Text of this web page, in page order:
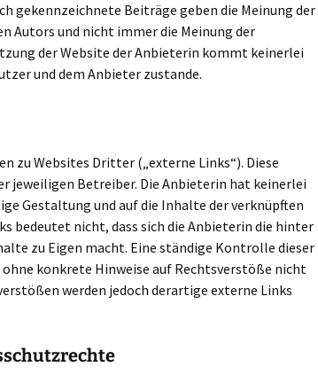
gekennzeichnete Beiträge geben die Meinung der
Autors und nicht immer die Meinung der
der Website der Anbieterin kommt keinerlei
und dem Anbieter zustande.
zu Websites Dritter („externe Links“). Diese
jeweiligen Betreiber. Die Anbieterin hat keinerlei
Gestaltung und auf die Inhalte der verknüpften
bedeutet nicht, dass sich die Anbieterin die hinter
zu Eigen macht. Eine ständige Kontrolle dieser
konkrete Hinweise auf Rechtsverstöße nicht
werden jedoch derartige externe Links